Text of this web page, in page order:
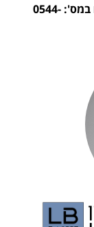
או במס': 0544-